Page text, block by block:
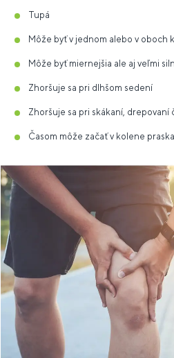
Tupá
Môže byť v jednom alebo v oboch
Môže byť miernejšia ale aj veľmi
Zhoršuje sa pri dlhšom sedení
Zhoršuje sa pri skákaní,
Časom môže začať v kolene